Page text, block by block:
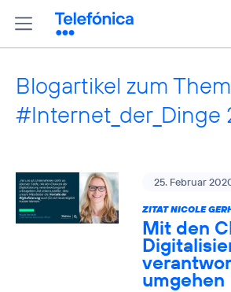
Blogartikel zum
#Internet_der_Dinge
25. Februar
ZITAT NICOLE
Mit den
umgehen